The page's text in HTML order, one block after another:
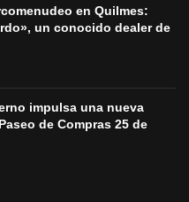
en Quilmes:
un conocido dealer de
impulsa una nueva
de Compras 25 de